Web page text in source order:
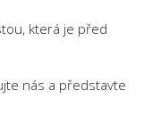
která je před
nás a představte